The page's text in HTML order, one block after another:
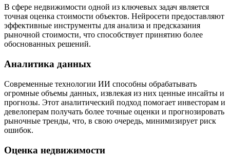
В сфере недвижимости одной из ключевых задач является
точная оценка стоимости объектов. Нейросети предоставляют
эффективные инструменты для анализа и предсказания
рыночной стоимости, что способствует принятию более
обоснованных решений.
Аналитика данных
Современные технологии ИИ способны обрабатывать
огромные объемы данных, извлекая из них ценные инсайты и
прогнозы. Этот аналитический подход помогает инвесторам и
девелоперам получать более точные оценки и прогнозировать
рыночные тренды, что, в свою очередь, минимизирует риск
ошибок.
Оценка недвижимости